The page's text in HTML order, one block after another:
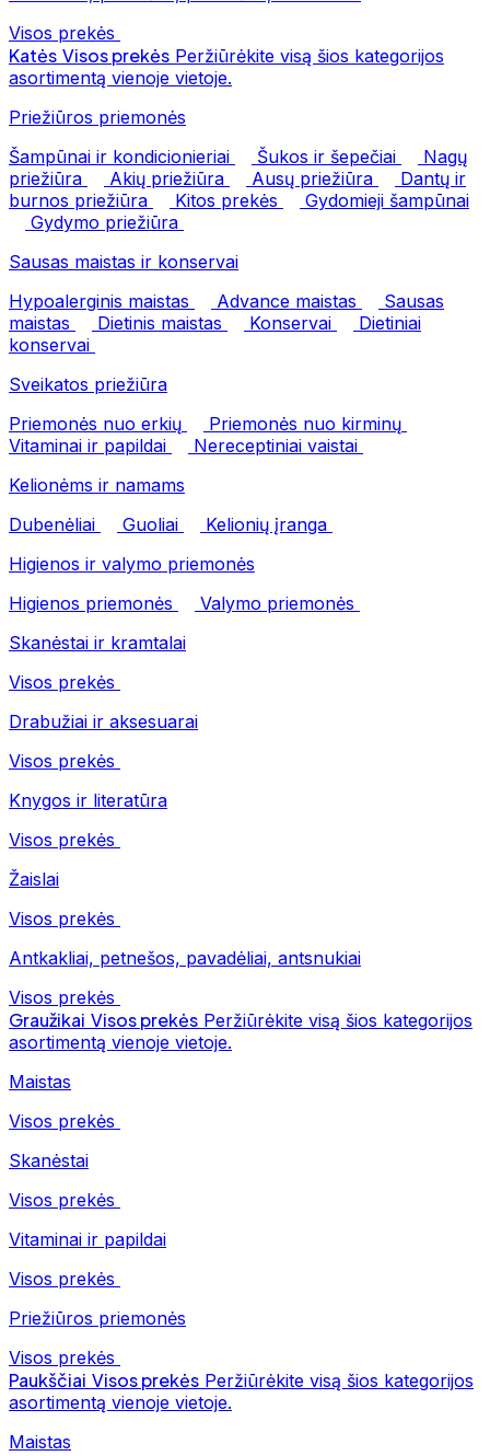
Visos prekės
Katės Visos prekės Peržiūrėkite visą šios kategorijos
asortimentą vienoje vietoje.
Priežiūros priemonės
Šampūnai ir kondicionieriai
Šukos ir šepečiai
Nagų
priežiūra
Akių priežiūra Ausų priežiūra
Dantų ir
burnos priežiūra
Kitos prekės
Gydomieji šampūnai
Gydymo priežiūra
Sausas maistas ir konservai
Hypoalerginis maistas
Advance maistas
Sausas
maistas
Dietinis maistas Konservai
Dietiniai
konservai
Sveikatos priežiūra
Priemonės nuo erkių
Priemonės nuo kirminų
Vitaminai ir papildai
Nereceptiniai vaistai
Kelionėms ir namams
Dubenėliai
Guoliai
Kelionių įranga
Higienos ir valymo priemonės
Higienos priemonės
Valymo priemonės
Skanėstai ir kramtalai
Visos prekės
Drabužiai ir aksesuarai
Visos prekės
Knygos ir literatūra
Visos prekės
Žaislai
Visos prekės
Antkakliai, petnešos, pavadėliai, antsnukiai
Visos prekės
Graužikai Visos prekės Peržiūrėkite visą šios kategorijos
asortimentą vienoje vietoje.
Maistas
Visos prekės
Skanėstai
Visos prekės
Vitaminai ir papildai
Visos prekės
Priežiūros priemonės
Visos prekės
Paukščiai Visos prekės Peržiūrėkite visą šios kategorijos
asortimentą vienoje vietoje.
Maistas